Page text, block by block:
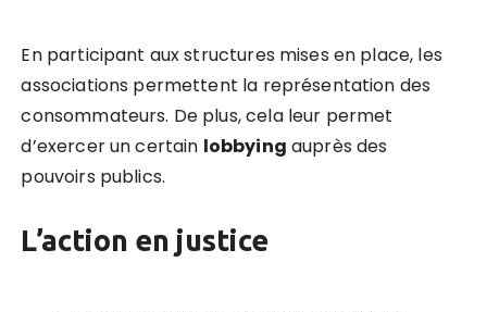
En participant aux structures mises en place, les
associations permettent la représentation des
consommateurs. De plus, cela leur permet
d’exercer un certain lobbying auprès des
pouvoirs publics.
L’action en justice